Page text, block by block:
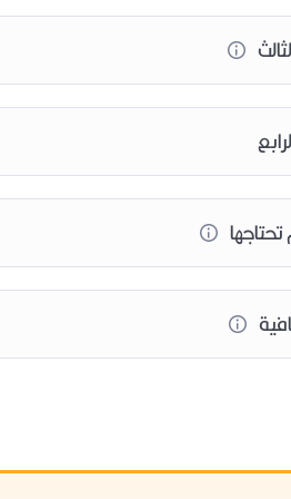
فهم الحياة الفهم الذي يجعلك تقوم من
فإنك ستكون قادر على أن
نفسك أكثر وترتفع بصيرتك
الراحة النفسية والطمأنينة.
مشاعر الحزن والاكتئاب وتبث فيك مشاعر تعم
كل المعيقات التي تمنعك من التقدم والنجاح.
الدورة ستكون قد إكتشفت رسالتك في